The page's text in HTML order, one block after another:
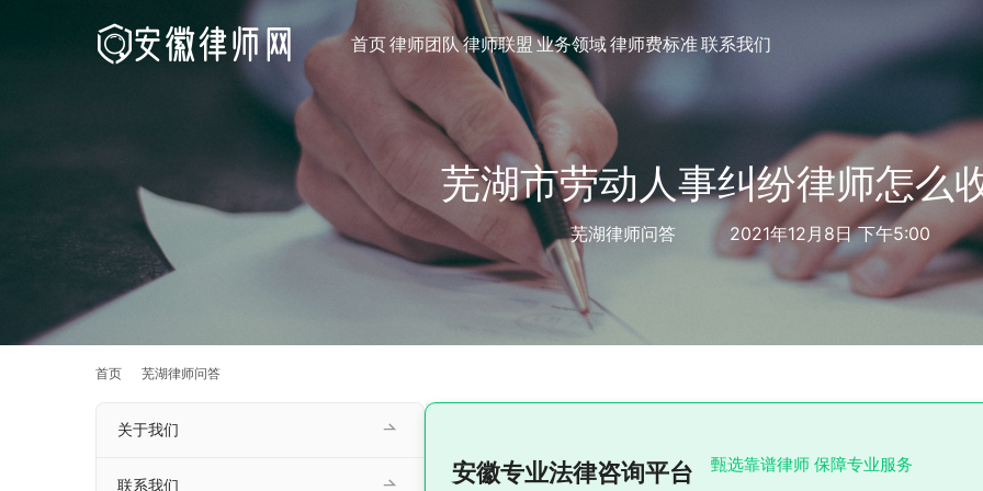
首页律师团队律师联盟业务领域律师费标准联系我们
芜湖市劳动人事纠纷律师怎么
芜湖律师问答 2021年12月8日 下午5:00
首页 芜湖律师问答
安徽专业法律咨询平台 甄选靠谱律师 保障专业服务
关于我们
联系我们